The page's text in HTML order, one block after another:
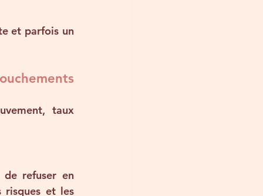
et parfois un
taux
refuser en
risques et les